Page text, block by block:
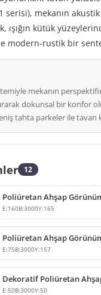
mekanın
ışığın kütük
modern-rustik bir
mekanın
dokunsal bir konfor
tahta parkeler ile tavan
12
E:160B:3000Y:165
E:75B:3000Y:157
E:50B:3000Y:50